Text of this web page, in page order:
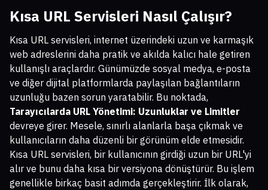
Kısa URL Servisleri Nasıl Çalışır?
Kısa URL servisleri, internet üzerindeki uzun ve karmaşık
web adreslerini daha pratik ve akılda kalıcı hale getiren
kullanışlı araçlardır. Günümüzde sosyal medya, e-posta
ve diğer dijital platformlarda paylaşılan bağlantıların
uzunluğu bazen sorun yaratabilir. Bu noktada,
Tarayıcılarda URL Yönetimi: Uzunluklar ve Limitler
devreye girer. Mesele, sınırlı alanlarla başa çıkmak ve
kullanıcıların daha düzenli bir görünüm elde etmesidir.
Kısa URL servisleri, bir kullanıcının girdiği uzun bir URL'yi
alır ve bunu daha kısa bir versiyona dönüştürür. Bu işlem
genellikle birkaç basit adımda gerçekleştirir. İlk olarak,